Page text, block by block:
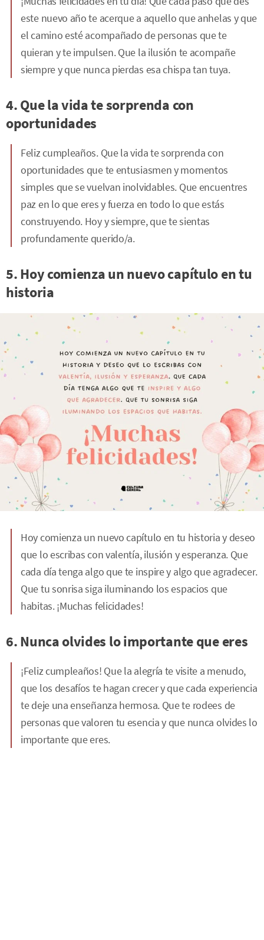
este nuevo año te acerque a aquello que anhelas y que
el camino esté acompañado de personas que te
quieran y te impulsen. Que la ilusión te acompañe
siempre y que nunca pierdas esa chispa tan tuya.
4. Que la vida te sorprenda con
oportunidades
Feliz cumpleaños. Que la vida te sorprenda con
oportunidades que te entusiasmen y momentos
simples que se vuelvan inolvidables. Que encuentres
paz en lo que eres y fuerza en todo lo que estás
construyendo. Hoy y siempre, que te sientas
profundamente querido/a.
5. Hoy comienza un nuevo capítulo en tu
historia
Hoy comienza un nuevo capítulo en tu historia y deseo
que lo escribas con valentía, ilusión y esperanza. Que
cada día tenga algo que te inspire y algo que agradecer.
Que tu sonrisa siga iluminando los espacios que
habitas. ¡Muchas felicidades!
6. Nunca olvides lo importante que eres
¡Feliz cumpleaños! Que la alegría te visite a menudo,
que los desafíos te hagan crecer y que cada experiencia
te deje una enseñanza hermosa. Que te rodees de
personas que valoren tu esencia y que nunca olvides lo
importante que eres.